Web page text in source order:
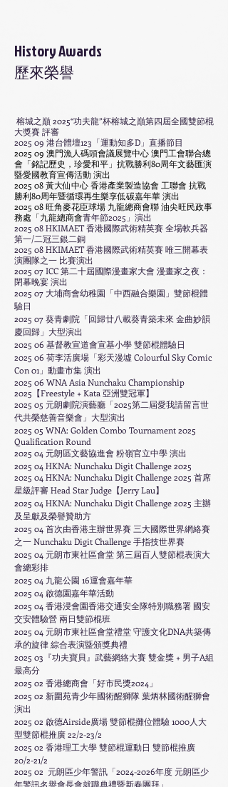
History Awards
歷來榮譽
​榕城之巔 2025“功夫龍”杯榕城之巔第四屆全國雙節棍
大獎賽 評審
2025 09 港台體壇123「運動知多D」直播節目
2025 09 澳門漁人碼頭會議展覽中心澳門工會聯合總
會「銘記歷史，珍愛和平」抗戰勝利80周年文藝匯演
䀈愛國教育宣傳活動 演出
2025 08 黃大仙中心 香港產業製造協會 工聯會 抗戰
勝利80周年暨循環再生樂享低碳嘉年華 演出
2025 08 旺角麥花臣球場 九龍總商會聯 油尖旺民政事
務處「九龍總商會青年節2025」演出
2025 08 HKIMAET 香港國際武術精英賽 全場軟兵器
第一/二冠三銀二銅
2025 08 HKIMAET 香港國際武術精英賽 唯三開幕表
演團隊之一 比賽演出
2025 07 ICC 第二十屆國際漫畫家大會 漫畫家之夜：
閉幕晚宴 演出
2025 07 大埔商會幼稚園 「中西融合樂園 」雙節棍體
驗日
2025 07 葵青劇院 「回歸廿八載葵青築未來 金曲妙韻
慶回歸」大型演出
2025 06 基督教宣道會宣基小學 雙節棍體驗日
2025 06 荷李活廣場 「彩天漫墟 Colourful Sky Comic
Con 01 」動畫市集 演出
2025 06 WNA Asia Nunchaku Championship
2025【Freestyle + Kata 亞洲雙冠軍】
2025 05 元朗劇院演藝廳 「2025第二屆愛我請留言世
代共榮慈善音樂會」大型演出
​2025 05 WNA: Golden Combo Tournament 2025
Qualification Round
​2025 04 元朗區文藝協進會 粉嶺官立中學 演出
2025 04 HKNA: Nunchaku Digit Challenge 2025
2025 04 HKNA: Nunchaku Digit Challenge 2025 首席
星級評審 Head Star Judge 【Jerry Lau】
2025 04 HKNA: Nunchaku Digit Challenge 2025 主辦
及呈獻及榮譽贊助方
2025 04 首次由香港主辦世界賽 三大國際世界網絡賽
之一 Nunchaku Digit Challenge 手指技世界賽
2025 04 元朗市東社區會堂 第三屆百人雙節棍表演大
會總彩排
2025 04 九龍公園 16運會嘉年華
2025 04 啟德園嘉年華活動
​2025 04 香港浸會園香港交通安全隊特別職務署 國安
交安體驗營兩日雙節棍班
2025 04 元朗市東社區會堂禮堂 守護文化DNA共築傳
承的旋律 綜合表演䀈頒獎典禮
2025 03『功夫寶貝』武藝網絡大賽 雙金獎 + 男子A組
最高分
2025 02 香港總商會「好市民獎2024」
2025 02 新圍苑青少年國術醒獅隊 葉炳林國術醒獅會
演出
2025 02 啟德Airside廣場 雙節棍攤位體驗 1000人大
型雙節棍推廣 22/2-23/2
2025 02 香港理工大學 雙節棍運動日 雙節棍推廣
20/2-21/2
2025 02 元朗區少年警訊「2024-2026年度 元朗區少
年警訊名譽會長會就職典禮暨新春團拜」